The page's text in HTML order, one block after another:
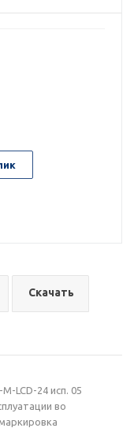
Скачать
LCD-24 исп. 05
во